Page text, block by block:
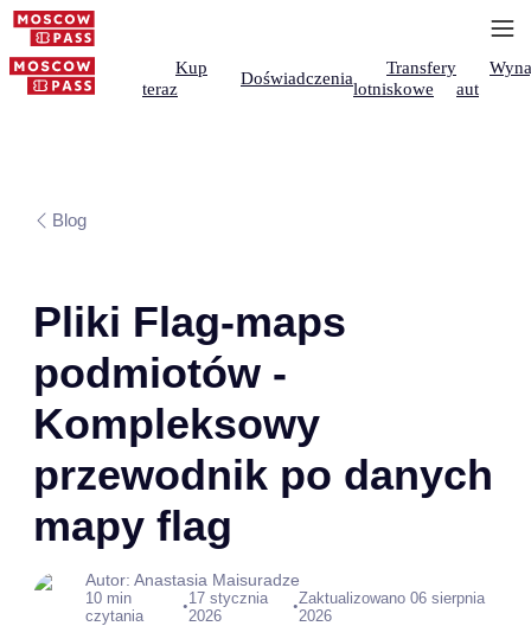
Kup
teraz
Doświadczenia
Transfery
lotniskowe
aut
Blog
Pliki Flag-maps
podmiotów -
Kompleksowy
przewodnik po danych
mapy flag
Autor: Anastasia Maisuradze
10 min
czytania
•17 stycznia
2026
•Zaktualizowano 06 sierpnia
2026